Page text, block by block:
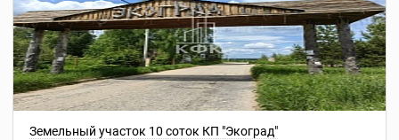
Земельный участок 10 соток КП "Экоград"